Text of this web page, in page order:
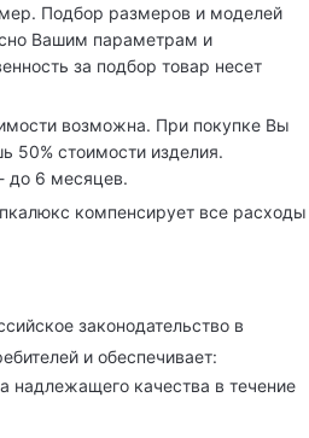
Подбор размеров и моделей
Вашим параметрам и
за подбор товар несет
возможна. При покупке Вы
50% стоимости изделия.
до 6 месяцев.
компенсирует все расходы
законодательство в
и обеспечивает:
надлежащего качества в течение